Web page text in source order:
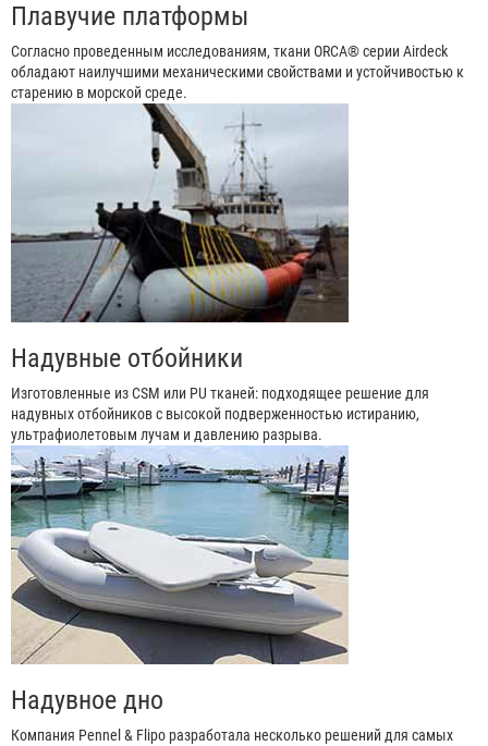
Плавучие платформы
Согласно проведенным исследованиям, ткани ORCA® серии Airdeck
обладают наилучшими механическими свойствами и устойчивостью к
старению в морской среде.
Надувные отбойники
Изготовленные из CSM или PU тканей: подходящее решение для
надувных отбойников с высокой подверженностью истиранию,
ультрафиолетовым лучам и давлению разрыва.
Надувное дно
Компания Pennel & Flipo разработала несколько решений для самых